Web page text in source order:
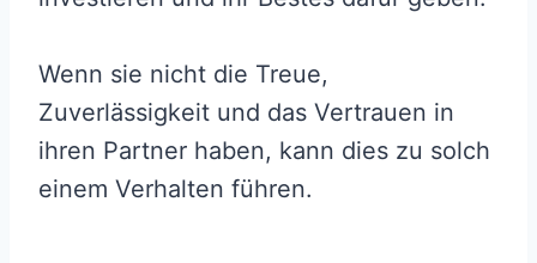
Wenn sie nicht die Treue,
Zuverlässigkeit und das Vertrauen in
ihren Partner haben, kann dies zu solch
einem Verhalten führen.